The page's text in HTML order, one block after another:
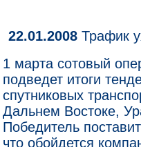
22.01.2008 Трафик
1 марта сотовый
подведет итоги
спутниковых
Дальнем Востоке,
Победитель
что обойдется